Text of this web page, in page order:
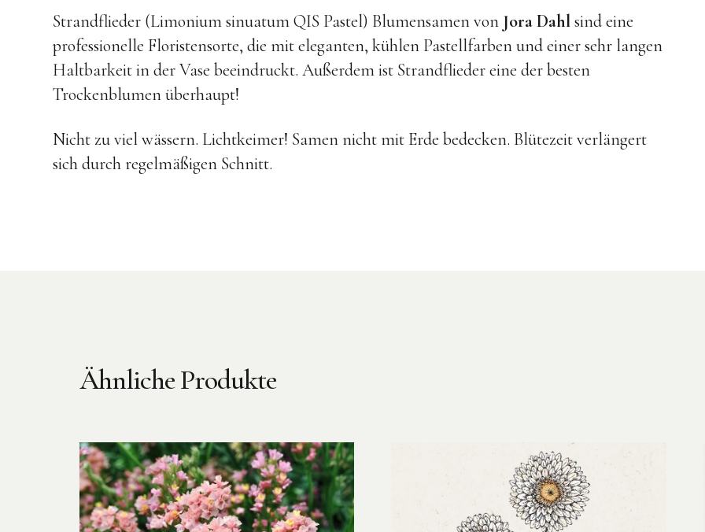
Strandflieder (Limonium sinuatum QIS Pastel) Blumensamen von Jora Dahlsind eine
professionelle Floristensorte, die mit eleganten, kühlen Pastellfarben und einer sehr langen
Haltbarkeit in der Vase beeindruckt. Außerdem ist Strandflieder eine der besten
Trockenblumen überhaupt!
Nicht zu viel wässern. Lichtkeimer! Samen nicht mit Erde bedecken. Blütezeit verlängert
sich durch regelmäßigen Schnitt.
Ähnliche Produkte